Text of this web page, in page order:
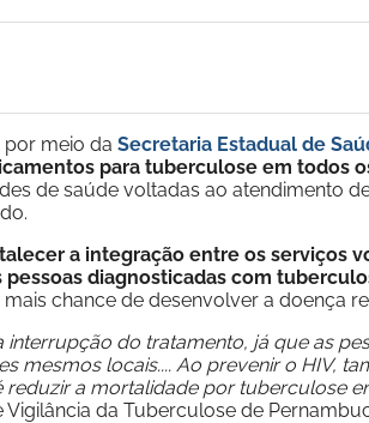
por meio da Secretaria Estadual de
para tuberculose em todos
de saúde voltadas ao atendimento
a integração entre os serviços
diagnosticadas com
chance de desenvolver a doença
interrupção do tratamento, já que as
mesmos locais.... Ao prevenir o HIV,
reduzir a mortalidade por tuberculose
da Tuberculose de